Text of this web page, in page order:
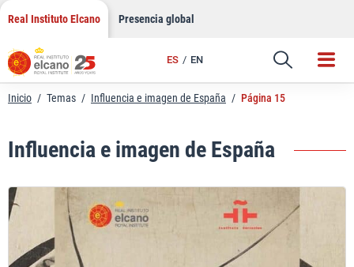
Saltar
contenido
Real Instituto Elcano Presencia global
ES EN
Inicio / Temas / Influencia e imagen de España / Página 15
Influencia e imagen de España